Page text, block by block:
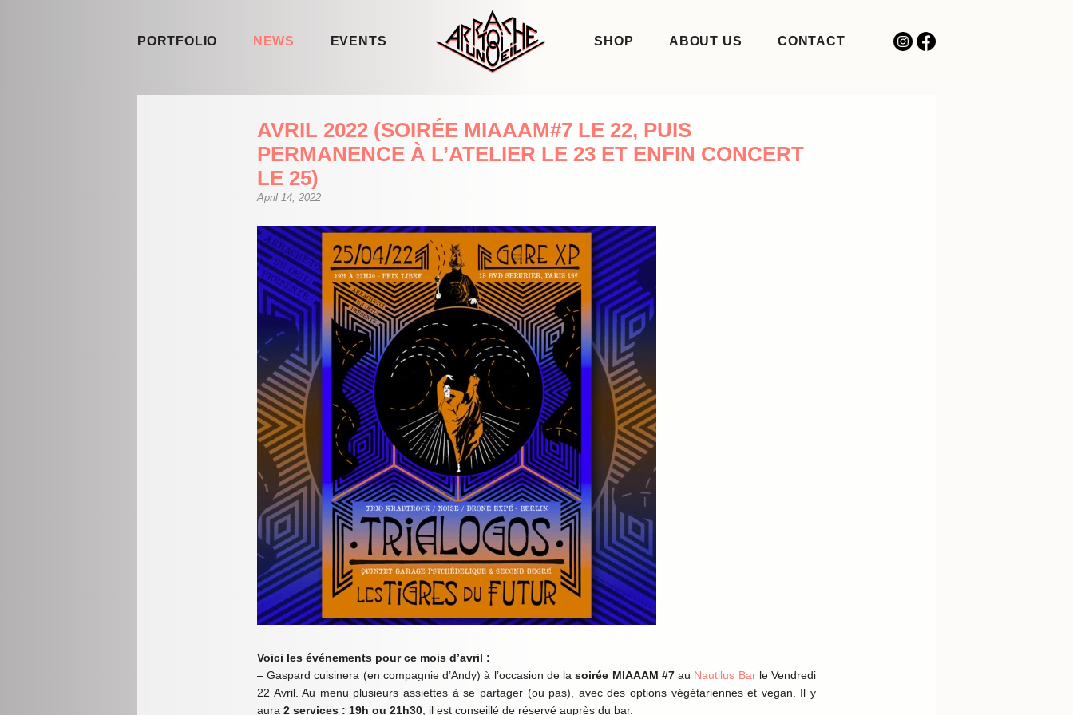
PORTFOLIO NEWS EVENTS SHOP ABOUT US CONTACT
AVRIL 2022 (SOIRÉE MIAAAM#7 LE 22, PUIS
PERMANENCE À L’ATELIER LE 23 ET ENFIN CONCERT
LE 25)
April 14, 2022
Voici les événements pour ce mois d’avril :
– Gaspard cuisinera (en compagnie d’Andy) à l’occasion de lasoirée MIAAAM #7au Nautilus Barle Vendredi
22 Avril. Au menu plusieurs assiettes à se partager (ou pas), avec des options végétariennes et vegan. Il y
aura 2 services : 19h ou 21h30 , il est conseillé de réservé auprès du bar.